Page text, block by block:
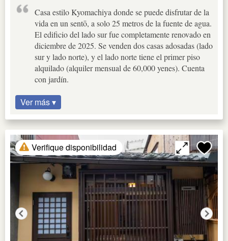
Casa estilo Kyomachiya donde se puede disfrutar de la
vida en un sentō, a solo 25 metros de la fuente de agua.
El edificio del lado sur fue completamente renovado en
diciembre de 2025. Se venden dos casas adosadas (lado
sur y lado norte), y el lado norte tiene el primer piso
alquilado (alquiler mensual de 60,000 yenes). Cuenta
con jardín.
Ver más ▾
Verifique disponibilidad